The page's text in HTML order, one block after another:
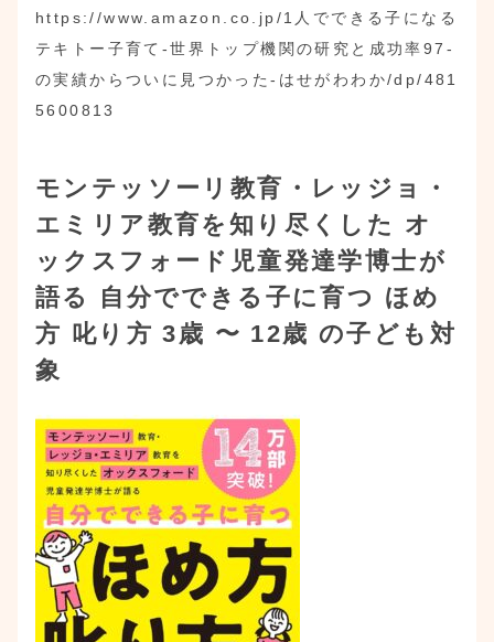
https://www.amazon.co.jp/1人でできる子になる
テキトー子育て-世界トップ機関の研究と成功率97-
の実績からついに見つかった-はせがわわか/dp/481
5600813
モンテッソーリ教育・レッジョ・
エミリア教育を知り尽くした オ
ックスフォード児童発達学博士が
語る 自分でできる子に育つ ほめ
方 叱り方 3歳 〜 12歳 の子ども対
象